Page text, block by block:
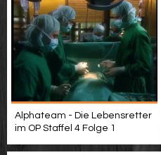
Alphateam - Die Lebensretter
im OP Staffel 4 Folge 1